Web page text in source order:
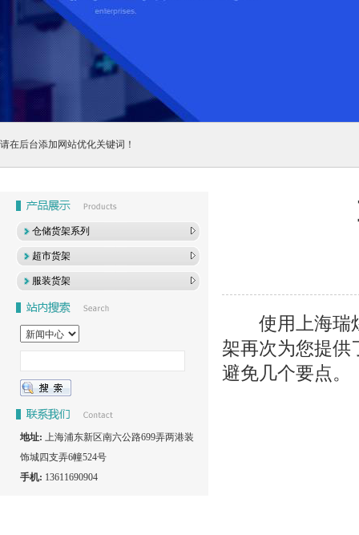
请在后台添加网站优化关键词！
仓储货架系列
超市货架
服装货架
地址: 上海浦东新区南六公路699弄两港装
饰城四支弄6幢524号
手机: 13611690904
使用上海瑞煌
架再次为您提供
避免几个要点。